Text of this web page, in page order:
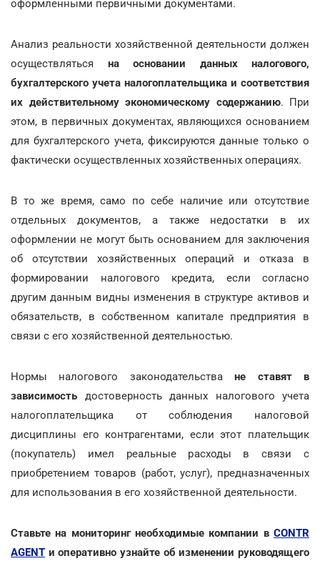
оформленными первичными документами.
Анализ реальности хозяйственной деятельности должен
осуществляться на основании данных налогового,
бухгалтерского учета налогоплательщика и соответствия
их действительному экономическому содержанию. При
этом, в первичных документах, являющихся основанием
для бухгалтерского учета, фиксируются данные только о
фактически осуществленных хозяйственных операциях.
В то же время, само по себе наличие или отсутствие
отдельных документов, а также недостатки в их
оформлении не могут быть основанием для заключения
об отсутствии хозяйственных операций и отказа в
формировании налогового кредита, если согласно
другим данным видны изменения в структуре активов и
обязательств, в собственном капитале предприятия в
связи с его хозяйственной деятельностью.
Нормы налогового законодательстване ставят в
зависимость достоверность данных налогового учета
налогоплательщика от соблюдения налоговой
дисциплины его контрагентами, если этот плательщик
(покупатель) имел реальные расходы в связи с
приобретением товаров (работ, услуг), предназначенных
для использования в его хозяйственной деятельности.
Ставьте на мониторинг необходимые компании в CONTR
AGENT и оперативно узнайте об изменении руководящего